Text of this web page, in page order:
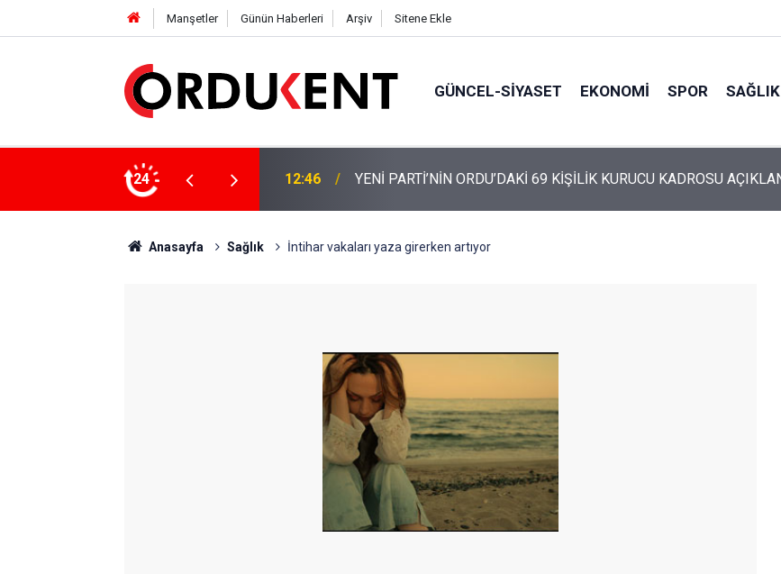
Manşetler Günün Haberleri Arşiv Sitene Ekle
GÜNCEL-SIYASET EKONOMI SPOR SAĞLIK
24
KURUCU KADROSU AÇIKLANDI 12:22 YENİ PARTİ ALTINORDU’DA KURUCU YÖNETİMİNİ AÇIKLADI
Anasayfa Sağlık İntihar vakaları yaza girerken artıyor